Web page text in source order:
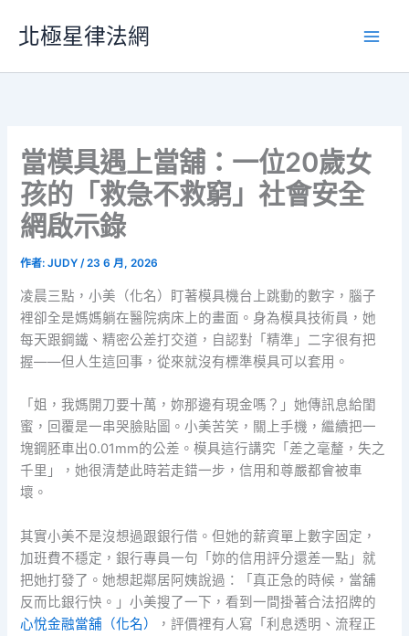
要
北極星律法網
當模具遇上當舖：一位20歲女
孩的「救急不救窮」社會安全
網啟示錄
作者:JUDY/23 6 月, 2026
凌晨三點，小美（化名）盯著模具機台上跳動的數字，腦子
裡卻全是媽媽躺在醫院病床上的畫面。身為模具技術員，她
每天跟鋼鐵、精密公差打交道，自認對「精準」二字很有把
握——但人生這回事，從來就沒有標準模具可以套用。
「姐，我媽開刀要十萬，妳那邊有現金嗎？」她傳訊息給閨
蜜，回覆是一串哭臉貼圖。小美苦笑，關上手機，繼續把一
塊鋼胚車出0.01mm的公差。模具這行講究「差之毫釐，失之
千里」，她很清楚此時若走錯一步，信用和尊嚴都會被車
壞。
其實小美不是沒想過跟銀行借。但她的薪資單上數字固定，
加班費不穩定，銀行專員一句「妳的信用評分還差一點」就
把她打發了。她想起鄰居阿姨說過：「真正急的時候，當舖
反而比銀行快。」小美搜了一下，看到一間掛著合法招牌的
心悅金融當舖（化名）
，評價裡有人寫「利息透明、流程正